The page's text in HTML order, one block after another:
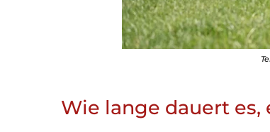
Wie lange dauert es,